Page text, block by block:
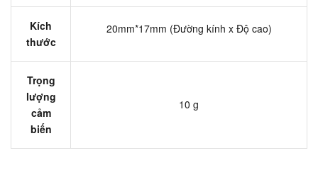
Kích
thước
20mm*17mm (Đường kính x Độ cao)
Trọng
lượng
cảm
biến
10 g